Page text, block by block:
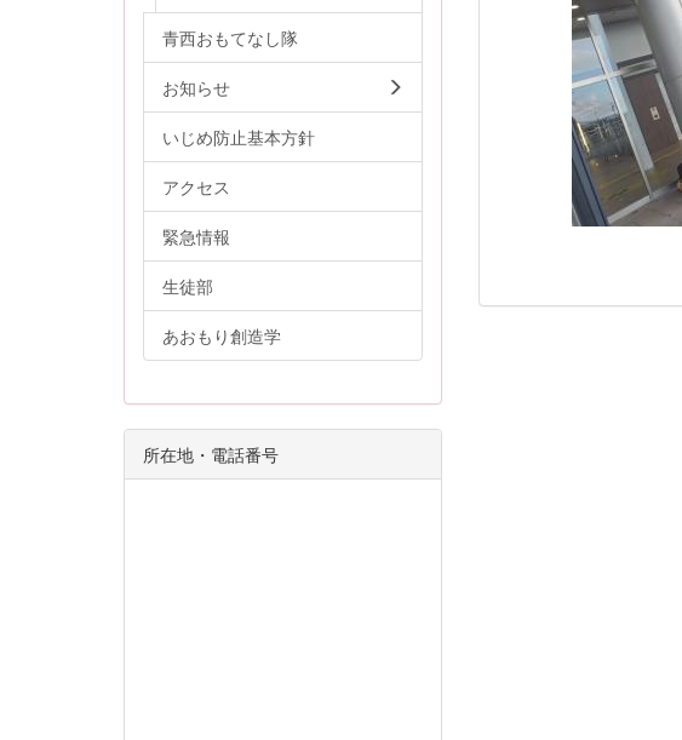
青西おもてなし隊
お知らせ
いじめ防止基本方針
アクセス
緊急情報
生徒部
あおもり創造学
所在地・電話番号